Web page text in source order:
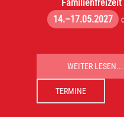
Familienfreizeit
14.–17.05.2027
WEITER LESEN...
TERMINE